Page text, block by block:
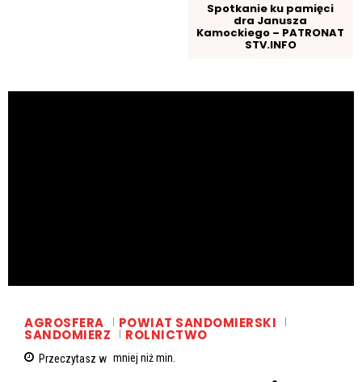
Spotkanie ku pamięci
dra Janusza
Kamockiego – PATRONAT
STV.INFO